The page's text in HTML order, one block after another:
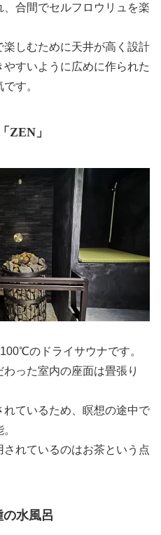
合間でセルフロウリュを楽
しむために天井が高く設計
すいように広めに作られた
す。
ZEN」
のドライサウナです。
った室内の座面は畳張り
ているため、瞑想の途中で
れているのはお茶という点
水風呂